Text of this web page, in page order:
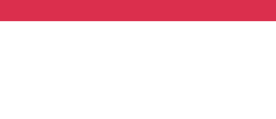
11-